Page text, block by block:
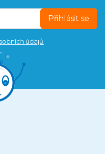
Přihlásit se
údajů